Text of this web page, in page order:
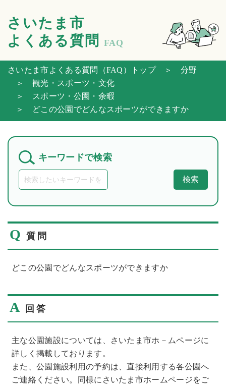
さいたま市
よくある質問
FAQ
さいたま市よくある質問（FAQ）トップ＞ 分野
＞ 観光・スポーツ・文化
＞ スポーツ・公園・余暇
＞ どこの公園でどんなスポーツができますか
キーワードで検索
検索
Q 質問
どこの公園でどんなスポーツができますか
A 回答
主な公園施設については、さいたま市ホ－ムページに
詳しく掲載しております。
また、公園施設利用の予約は、直接利用する各公園へ
ご連絡ください。同様にさいたま市ホームページをご